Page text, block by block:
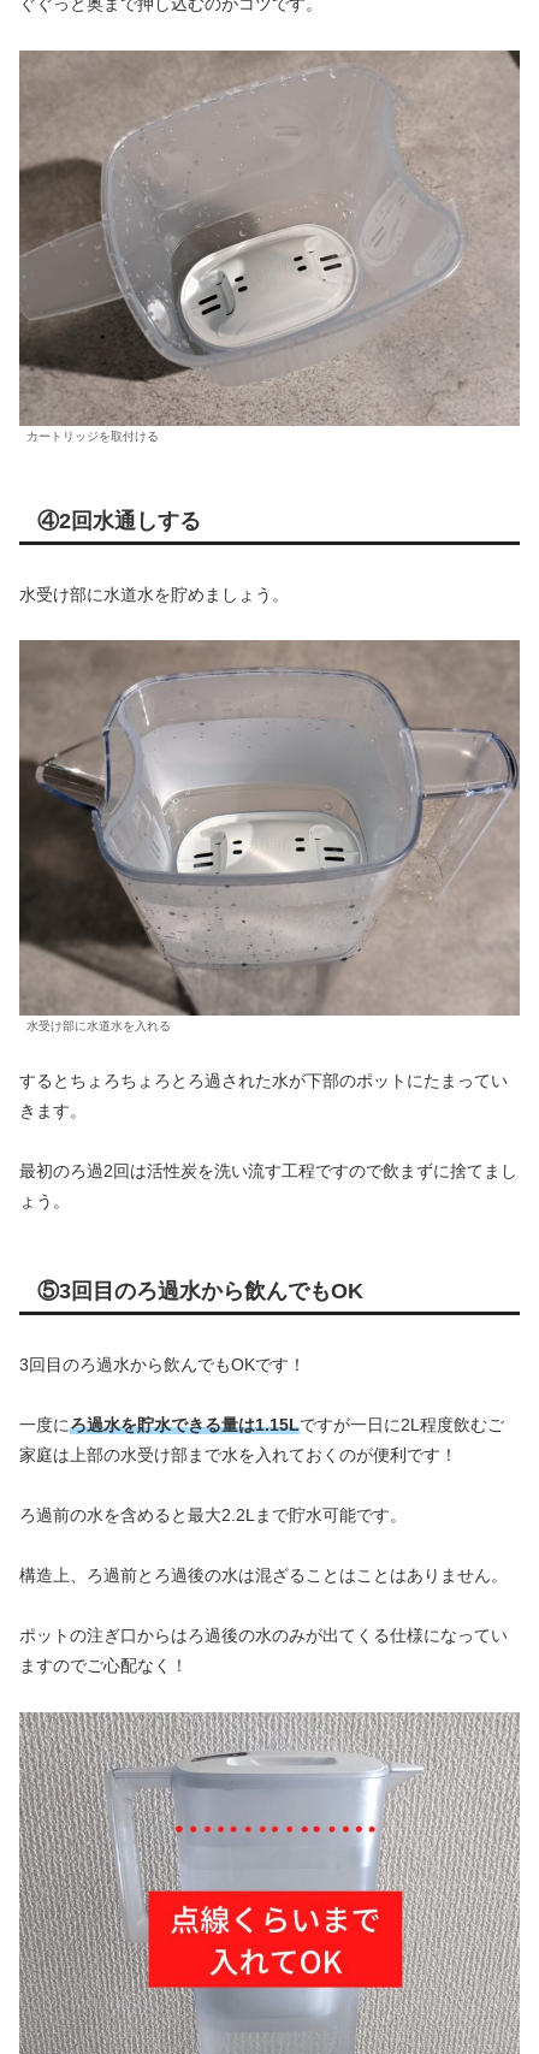
ぐぐっと奥まで押し込むのがコツです。
カートリッジを取付ける
④2回水通しする
水受け部に水道水を貯めましょう。
水受け部に水道水を入れる
するとちょろちょろとろ過された水が下部のポットにたまってい
きます。
最初のろ過2回は活性炭を洗い流す工程ですので飲まずに捨てまし
ょう。
⑤3回目のろ過水から飲んでもOK
3回目のろ過水から飲んでもOKです！
一度にろ過水を貯水できる量は1.15Lですが一日に2L程度飲むご
家庭は上部の水受け部まで水を入れておくのが便利です！
ろ過前の水を含めると最大2.2Lまで貯水可能です。
構造上、ろ過前とろ過後の水は混ざることはことはありません。
ポットの注ぎ口からはろ過後の水のみが出てくる仕様になってい
ますのでご心配なく！